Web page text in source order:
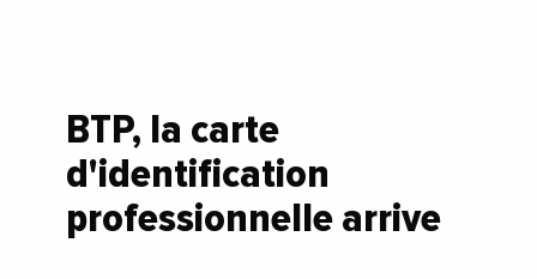
BTP, la carte
d'identification
professionnelle arrive